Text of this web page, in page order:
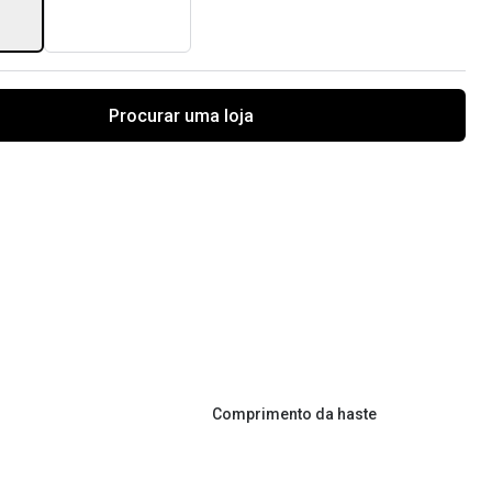
Procurar uma loja
Comprimento da haste